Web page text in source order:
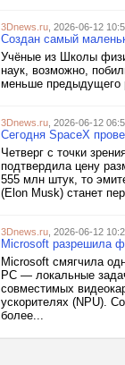
3Dnews.ru , 2026-06-12
Создан самый
Учёные из Школы
наук, возможно,
меньше предыдущего
3Dnews.ru , 2026-06-12
Сегодня SpaceX
Четверг с точки
подтвердила цену
555 млн штук, то
(Elon Musk) станет
3Dnews.ru , 2026-06-12
Microsoft разрешила
Microsoft смягчила
PC — локальные
совместимых
ускорителях (NPU).
более...